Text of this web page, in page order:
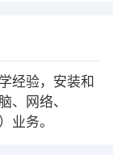
经验，安装和
、网络、
业务。